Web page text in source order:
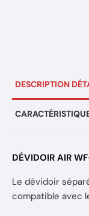
DESCRIPTION
DÉVIDOIR AIR
Le dévidoir
compatible avec